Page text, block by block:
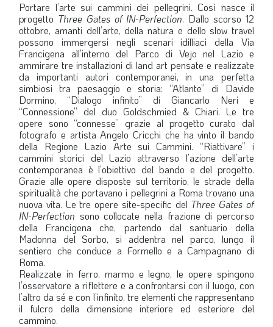
LE FOTO DEL FIL ROUGE
IN QUESTO NUMERO
SCENARIO ECONOMICO
SPAZIO APERTO
GOVERNANCE
FONDAZIONE
ASSOCIAZIONI
LA VIGNETTA DI EVASIO
SPECIALE
CAMBIA NUMERO expand_more
Portare l’arte sui cammini dei pellegrini. Così nasce il
progetto Three Gates of IN-Perfection. Dallo scorso 12
ottobre, amanti dell’arte, della natura e dello slow travel
possono immergersi negli scenari idilliaci della Via
Francigena all’interno del Parco di Vejo nel Lazio e
ammirare tre installazioni di land art pensate e realizzate
da importanti autori contemporanei, in una perfetta
simbiosi tra paesaggio e storia: “Atlante” di Davide
Dormino, “Dialogo infinito” di Giancarlo Neri e
“Connessione” del duo Goldschmied & Chiari. Le tre
opere sono “connesse” grazie al progetto curato dal
fotografo e artista Angelo Cricchi che ha vinto il bando
della Regione Lazio Arte sui Cammini. “Riattivare” i
cammini storici del Lazio attraverso l’azione dell’arte
contemporanea è l’obiettivo del bando e del progetto.
Grazie alle opere disposte sul territorio, le strade della
spiritualità che portavano i pellegrini a Roma trovano una
nuova vita. Le tre opere site-specific del Three Gates of
IN-Perfection sono collocate nella frazione di percorso
della Francigena che, partendo dal santuario della
Madonna del Sorbo, si addentra nel parco, lungo il
sentiero che conduce a Formello e a Campagnano di
Roma.
Realizzate in ferro, marmo e legno, le opere spingono
l’osservatore a riflettere e a confrontarsi con il luogo, con
l’altro da sé e con l’infinito, tre elementi che rappresentano
il fulcro della dimensione interiore ed esteriore del
cammino.